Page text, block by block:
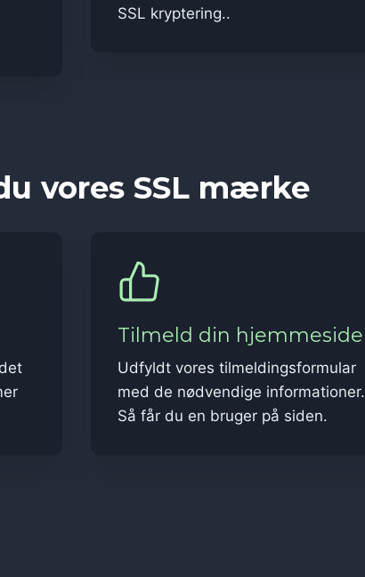
SSL kryptering..
vores SSL mærke
Tilmeld din hjemmeside
Udfyldt vores tilmeldingsformular
med de nødvendige informationer.
Så får du en bruger på siden.